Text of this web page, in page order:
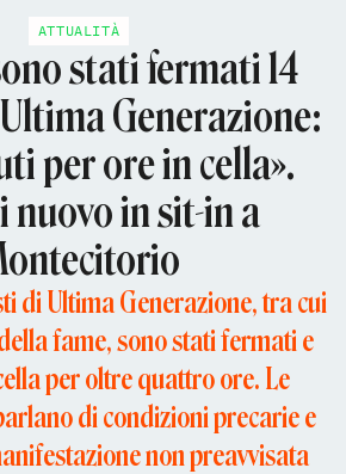
ATTUALITÀ
stati fermati 14
Generazione:
per ore in cella».
nuovo in sit-in a
di Ultima Generazione, tra cui
fame, sono stati fermati e
per oltre quattro ore. Le
di condizioni precarie e
non preavvisata